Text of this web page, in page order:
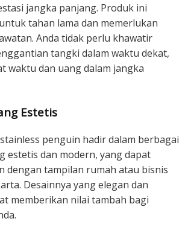
jangka panjang. Produk ini
tahan lama dan memerlukan
Anda tidak perlu khawatir
tangki dalam waktu dekat,
waktu dan uang dalam jangka
Estetis
penguin hadir dalam berbagai
estetis dan modern, yang dapat
dengan tampilan rumah atau bisnis
Desainnya yang elegan dan
memberikan nilai tambah bagi